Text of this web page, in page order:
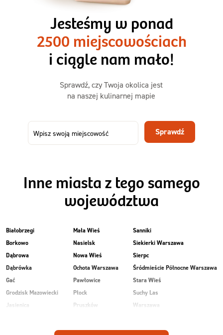
1500kcal - 2250kcal
3 sycące posiłki o większej objętości. Mniej dań,
ta sama wygoda!
50,31 zł
73,99
-32%
Menu
Jesteśmy w ponad
2500 miejscowościach
i ciągle nam mało!
Sprawdź, czy Twoja okolica jest
na naszej kulinarnej mapie
Sprawdź
Inne miasta z tego samego
województwa
Białobrzegi
Borkowo
Dąbrowa
Dąbrówka
Gać
Grodzisk Mazowiecki
Jasienica
Mała Wieś
Nasielsk
Nowa Wieś
Ochota Warszawa
Pawłowice
Płock
Pruszków
Radom
Sanniki
Siekierki Warszawa
Sierpc
Śródmieście Północne Warszawa
Stara Wieś
Suchy Las
Warszawa
Wesoła